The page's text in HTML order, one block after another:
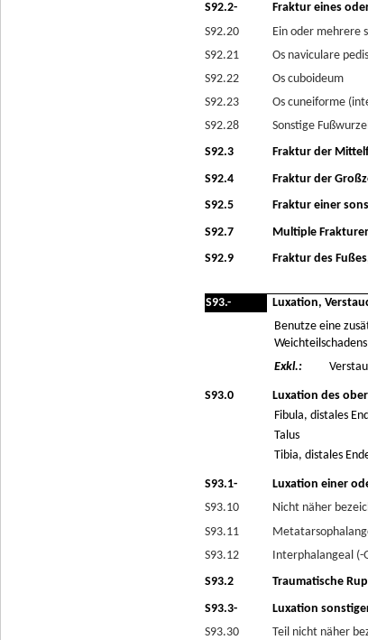
S92.2-
Fraktur eines
S92.20
Ein oder mehrere
S92.21
Os naviculare pedis
S92.22
Os cuboideum
S92.23
Os cuneiforme
S92.28
Sonstige
S92.3
Fraktur der
S92.4
Fraktur der
S92.5
Fraktur einer
S92.7
Multiple
S92.9
Fraktur des
S93.-
Luxation,
Benutze eine
Exkl.:
S93.0
Luxation des
Fibula, distales
Talus
Tibia, distales
S93.1-
Luxation einer
S93.10
Nicht näher
S93.11
S93.12
Interphalangeal (-
S93.2
Traumatische
S93.3-
Luxation
S93.30
Teil nicht näher